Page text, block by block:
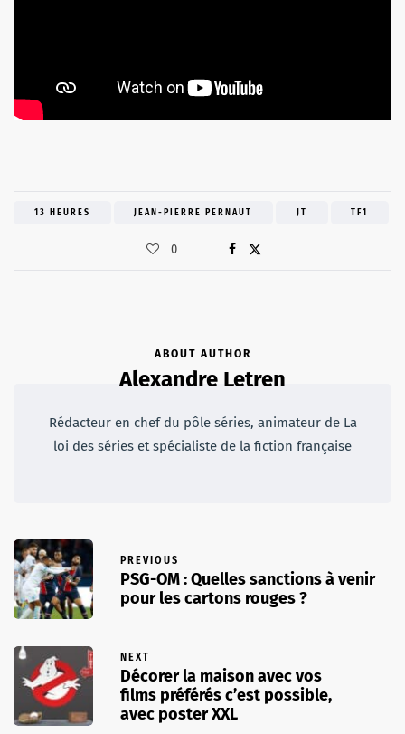
13 HEURES JEAN-PIERRE PERNAUT JT TF1
0
ABOUT AUTHOR
Alexandre Letren
Rédacteur en chef du pôle séries, animateur de La
loi des séries et spécialiste de la fiction française
PREVIOUS
PSG-OM : Quelles sanctions à venir
pour les cartons rouges ?
NEXT
Décorer la maison avec vos
films préférés c’est possible,
avec poster XXL